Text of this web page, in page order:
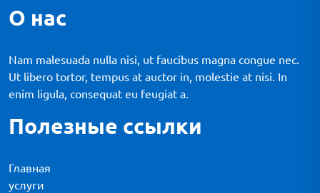
О нас
Nam malesuada nulla nisi, ut faucibus magna congue nec.
Ut libero tortor, tempus at auctor in, molestie at nisi. In
enim ligula, consequat eu feugiat a.
Полезные ссылки
Главная
услуги